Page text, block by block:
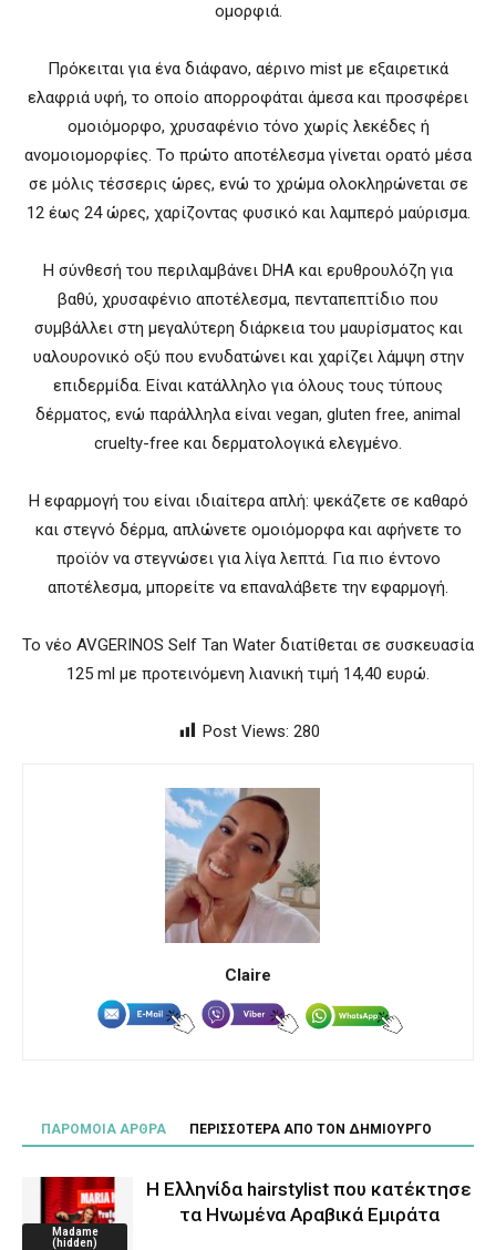
ομορφιά.
Πρόκειται για ένα διάφανο, αέρινο mist με εξαιρετικά
ελαφριά υφή, το οποίο απορροφάται άμεσα και προσφέρει
ομοιόμορφο, χρυσαφένιο τόνο χωρίς λεκέδες ή
ανομοιομορφίες. Το πρώτο αποτέλεσμα γίνεται ορατό μέσα
σε μόλις τέσσερις ώρες, ενώ το χρώμα ολοκληρώνεται σε
12 έως 24 ώρες, χαρίζοντας φυσικό και λαμπερό μαύρισμα.
Η σύνθεσή του περιλαμβάνει DHA και ερυθρουλόζη για
βαθύ, χρυσαφένιο αποτέλεσμα, πενταπεπτίδιο που
συμβάλλει στη μεγαλύτερη διάρκεια του μαυρίσματος και
υαλουρονικό οξύ που ενυδατώνει και χαρίζει λάμψη στην
επιδερμίδα. Είναι κατάλληλο για όλους τους τύπους
δέρματος, ενώ παράλληλα είναι vegan, gluten free, animal
cruelty-free και δερματολογικά ελεγμένο.
Η εφαρμογή του είναι ιδιαίτερα απλή: ψεκάζετε σε καθαρό
και στεγνό δέρμα, απλώνετε ομοιόμορφα και αφήνετε το
προϊόν να στεγνώσει για λίγα λεπτά. Για πιο έντονο
αποτέλεσμα, μπορείτε να επαναλάβετε την εφαρμογή.
Το νέο AVGERINOS Self Tan Water διατίθεται σε συσκευασία
125 ml με προτεινόμενη λιανική τιμή 14,40 ευρώ.
Post Views: 280
Claire
ΠΑΡΟΜΟΙΑ ΑΡΘΡΑ ΠΕΡΙΣΣΟΤΕΡΑ ΑΠΟ ΤΟΝ ΔΗΜΙΟΥΡΓΟ
Madame
(hidden)
Η Ελληνίδα hairstylist που κατέκτησε
τα Ηνωμένα Αραβικά Εμιράτα